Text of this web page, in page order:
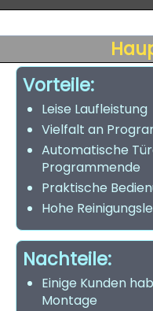
Vorteile:
Leise Laufleistung
Vielfalt an
Automatische
Programmende
Praktische
Hohe
Nachteile:
Einige Kunden
Montage